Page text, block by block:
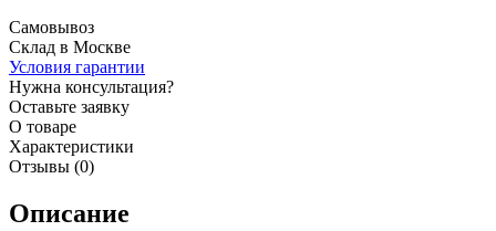
Самовывоз
Склад в Москве
Условия гарантии
Нужна консультация?
Оставьте заявку
О товаре
Характеристики
Отзывы (0)
Описание